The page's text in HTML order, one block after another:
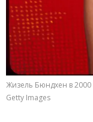
Жизель Бюндхен в 2000
Getty Images